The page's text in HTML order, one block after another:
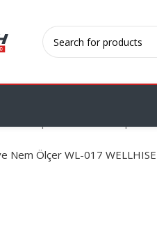
Ekipmanları